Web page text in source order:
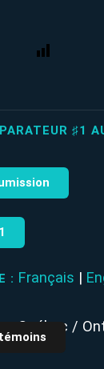
♯1
: Français |
Québec /